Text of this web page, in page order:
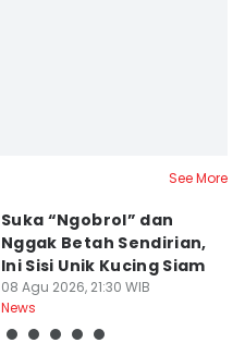
See More
Suka “Ngobrol” dan
Nggak Betah Sendirian,
Ini Sisi Unik Kucing Siam
08 Agu 2026, 21:30 WIB
News